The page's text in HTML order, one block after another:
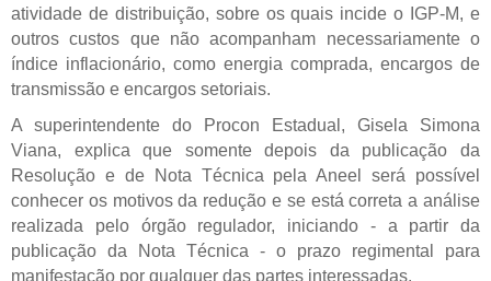
atividade de distribuição, sobre os quais incide o IGP-M, e
outros custos que não acompanham necessariamente o
índice inflacionário, como energia comprada, encargos de
transmissão e encargos setoriais.
A superintendente do Procon Estadual, Gisela Simona
Viana, explica que somente depois da publicação da
Resolução e de Nota Técnica pela Aneel será possível
conhecer os motivos da redução e se está correta a análise
realizada pelo órgão regulador, iniciando - a partir da
publicação da Nota Técnica - o prazo regimental para
manifestação por qualquer das partes interessadas.